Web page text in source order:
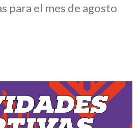
para el mes de agosto